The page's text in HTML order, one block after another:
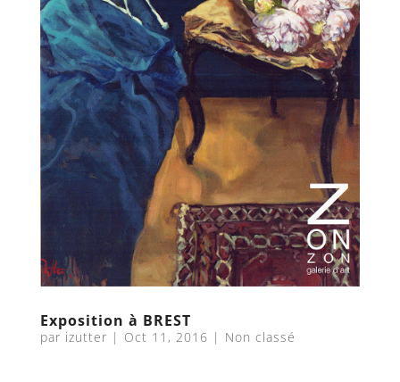
Exposition à BREST
par izutter | Oct 11, 2016 | Non classé